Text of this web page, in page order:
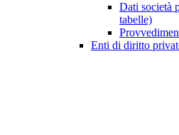
Dati società
tabelle)
Enti di diritto